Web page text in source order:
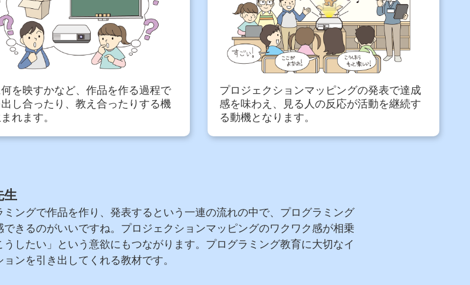
何を映すかなど、作品を作る過程で
し合ったり、教え合ったりする機
れます。
プロジェクションマッピングの発表で達成
感を味わえ、見る人の反応が活動を継続す
る動機となります。
生
ングで作品を作り、発表するという一連の流れの中で、プログラミング
きるのがいいですね。プロジェクションマッピングのワクワク感が相乗
したい」という意欲にもつながります。プログラミング教育に大切なイ
ンを引き出してくれる教材です。